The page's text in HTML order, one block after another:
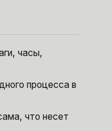
часы,
процесса в
что несет